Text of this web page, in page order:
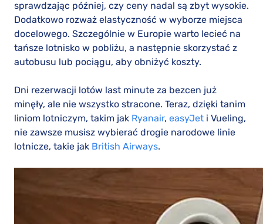
sprawdzając później, czy ceny nadal są zbyt wysokie.
Dodatkowo rozważ elastyczność w wyborze miejsca
docelowego. Szczególnie w Europie warto lecieć na
tańsze lotnisko w pobliżu, a następnie skorzystać z
autobusu lub pociągu, aby obniżyć koszty.
Dni rezerwacji lotów last minute za bezcen już
minęły, ale nie wszystko stracone. Teraz, dzięki tanim
liniom lotniczym, takim jak Ryanair, easyJet i Vueling,
nie zawsze musisz wybierać drogie narodowe linie
lotnicze, takie jak British Airways.